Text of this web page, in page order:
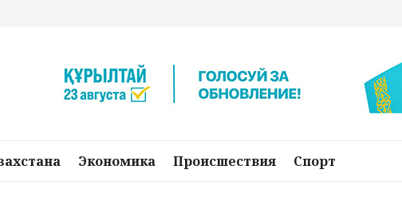
Экономика Происшествия Спорт